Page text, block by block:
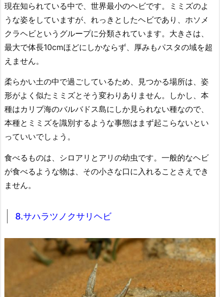
現在知られている中で、世界最小のヘビです。ミミズのよ
うな姿をしていますが、れっきとしたヘビであり、ホソメ
クラヘビというグループに分類されています。大きさは、
最大で体長10cmほどにしかならず、厚みもパスタの域を超
えません。
柔らかい土の中で過ごしているため、見つかる場所は、姿
形がよく似たミミズとそう変わりありません。しかし、本
種はカリブ海のバルバドス島にしか見られない種なので、
本種とミミズを識別するような事態はまず起こらないとい
っていいでしょう。
食べるものは、シロアリとアリの幼虫です。一般的なヘビ
が食べるような物は、その小さな口に入れることさえでき
ません。
8.サハラツノクサリヘビ